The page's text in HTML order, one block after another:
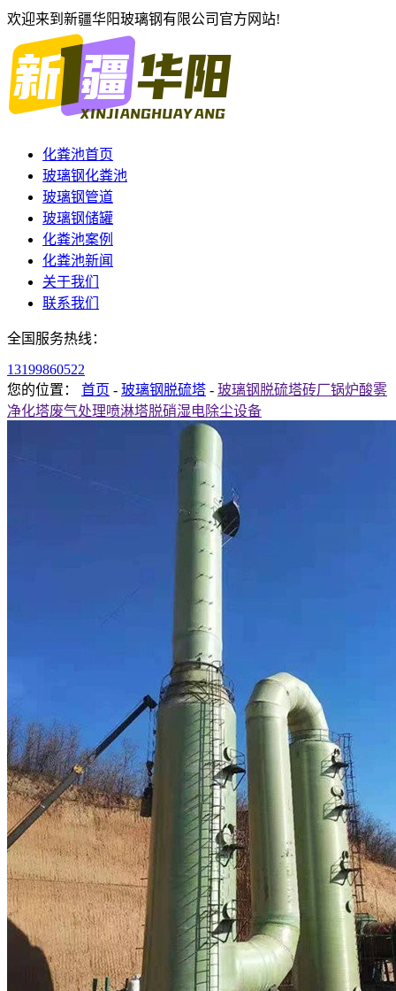
欢迎来到新疆华阳玻璃钢有限公司官方网站!
化粪池首页
玻璃钢化粪池
玻璃钢管道
玻璃钢储罐
化粪池案例
化粪池新闻
关于我们
联系我们
全国服务热线：
13199860522
您的位置： 首页 - 玻璃钢脱硫塔 - 玻璃钢脱硫塔砖厂锅炉酸雾
净化塔废气处理喷淋塔脱硝湿电除尘设备